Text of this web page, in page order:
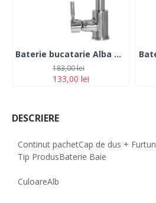
Baterie bucatarie Alba Pipa flexibila Monocomanda Cauciucata, Fleko FZXI-CW451
133,00 lei
183,00 lei
DESCRIERE
Continut pachetCap de dus + Furtun
Tip ProdusBaterie Baie
CuloareAlb